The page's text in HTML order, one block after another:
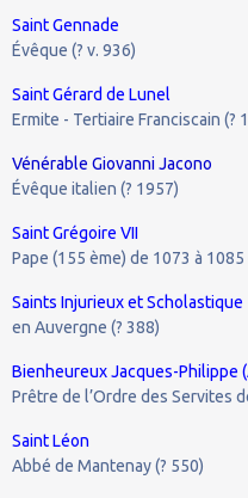
Saint Gennade
Évêque (? v. 936)
Saint Gérard de Lunel
Ermite - Tertiaire Franciscain (?
Vénérable Giovanni Jacono
Évêque italien (? 1957)
Saint Grégoire VII
Pape (155 ème) de 1073 à 1085
Saints Injurieux et Scholastique
en Auvergne (? 388)
Bienheureux Jacques-Philippe
Prêtre de l’Ordre des Servites
Saint Léon
Abbé de Mantenay (? 550)